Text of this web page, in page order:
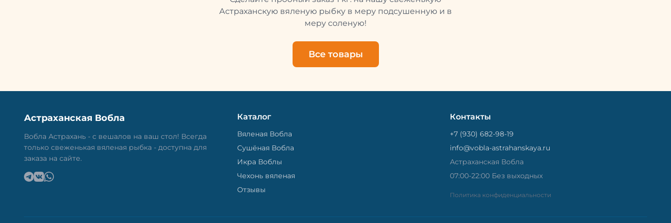
рыбу упаковывают в специальный
пакет, чтобы она не портилась и не
не просто вкусная еда, но и
пример того, как можно сочетать
старые рецепты и современные
вкусно.
Астраханскую вяленую рыбку в меру подсушенную и в
меру соленую!
Все товары
Астраханская Вобла
Вобла Астрахань - с вешалов на ваш стол! Всегда
только свеженькая вяленая рыбка - доступна для
заказа на сайте.
Каталог
Вяленая Вобла
Сушёная Вобла
Икра Воблы
Чехонь вяленая
Отзывы
Контакты
+7 (930) 682-98-19
info@vobla-astrahanskaya.ru
Астраханская Вобла
07:00-22:00 Без выходных
Политика конфиденциальности